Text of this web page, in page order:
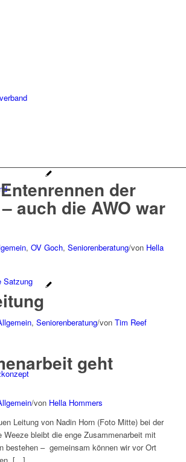
Satzung
der
auch die AWO war
, OV Goch, Seniorenberatung/von Hella
, Seniorenberatung/von Tim Reef
geht
/von Hella Hommers
Leitung von Nadin Horn (Foto Mitte) bei der
Weeze bleibt die enge Zusammenarbeit mit
bestehen – gemeinsam können wir vor Ort